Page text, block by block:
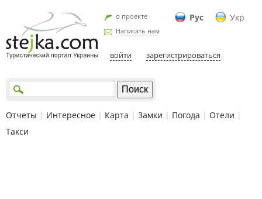
Рус Укр
о проекте
Написать нам
войти зарегистрироваться
Отчеты | Интересное | Карта | Замки | Погода | Отели |
Такси